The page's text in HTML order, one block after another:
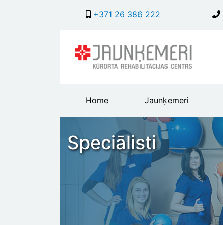
+371 26 386 222
Main
header
menu
Home Jaunķemeri
Speciālisti